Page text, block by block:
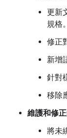
更新
規格。
修正
新增
針對
移除
維護和修
將未